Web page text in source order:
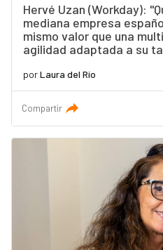
Hervé Uzan (Workday):
mediana empresa
mismo valor que una
agilidad adaptada a su
porLaura del Río
Compartir